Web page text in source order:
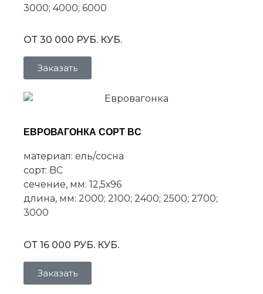
3000; 4000; 6000
ОТ 30 000 РУБ. КУБ.
Заказать
ЕВРОВАГОНКА СОРТ BC
материал: ель/сосна
сорт: BC
сечение, мм: 12,5х96
длина, мм: 2000; 2100; 2400; 2500; 2700;
3000
ОТ 16 000 РУБ. КУБ.
Заказать